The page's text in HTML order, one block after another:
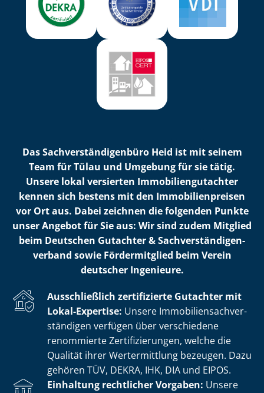
Das Sach­ver­stän­di­gen­bü­ro Heid ist mit seinem
Team für Tülau und Umgebung für sie tätig.
Unsere lokal versierten Im­mo­bi­li­en­gut­ach­ter
kennen sich bestens mit den Im­mo­bi­li­en­prei­sen
vor Ort aus. Dabei zeichnen die folgenden Punkte
unser Angebot für Sie aus: Wir sind zudem Mitglied
beim Deutschen Gutachter & Sach­ver­stän­di­gen­
ver­band sowie Fördermitglied beim Verein
deutscher Ingenieure.
Ausschließlich zertifizierte Gutachter mit
Lokal-Expertise: Unsere Im­mo­bi­li­en­sach­ver­
stän­di­gen verfügen über verschiedene
renommierte Zer­ti­fi­zie­run­gen, welche die
Qualität ihrer Wertermittlung bezeugen. Dazu
gehören TÜV, DEKRA, IHK, DIA und EIPOS.
Einhaltung rechtlicher Vorgaben: Unsere